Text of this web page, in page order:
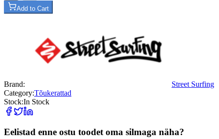
Add to Cart
Brand:
Street Surfing
Category:Tõukerattad
Stock:In Stock
Eelistad enne ostu toodet oma silmaga näha?